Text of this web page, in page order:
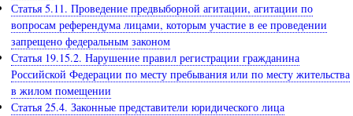
Статья 5.11. Проведение предвыборной агитации, агитации по
вопросам референдума лицами, которым участие в ее проведении
запрещено федеральным законом
Статья 19.15.2. Нарушение правил регистрации гражданина
Российской Федерации по месту пребывания или по месту жительства
в жилом помещении
Статья 25.4. Законные представители юридического лица